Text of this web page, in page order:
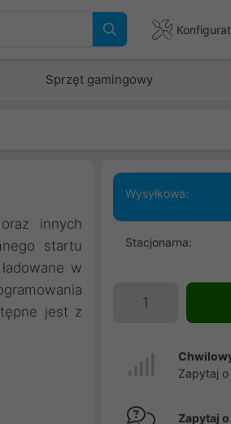
Sprzęt gamingowy
innych
startu
w
jest z
Wysyłkowa:
Stacjonarna:
Zapytaj
Zapytaj